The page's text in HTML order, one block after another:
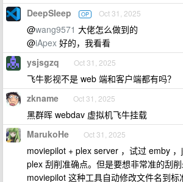
DeepSIeep OP Oct 31, 2025
@wang9571 大佬怎么做到的
@iApex 好的，我看看
ysjsgzq Oct 31, 2025
飞牛影视不是 web 端和客户端都有吗？
zkname Oct 31, 2025
黑群晖 webdav 虚拟机飞牛挂载
MarukoHe Oct 31, 2025
moviepilot + plex server ，试过 emby
plex 刮削准确点。但是要想非常准的刮
moviepilot 这种工具自动修改文件名到标